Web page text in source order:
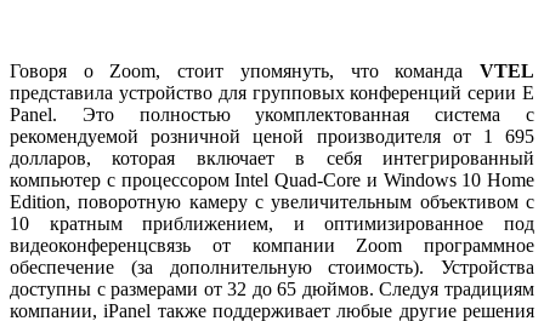
Говоря о Zoom, стоит упомянуть, что команда VTEL
представила устройство для групповых конференций серии E
Panel. Это полностью укомплектованная система с
рекомендуемой розничной ценой производителя от 1 695
долларов, которая включает в себя интегрированный
компьютер с процессором Intel Quad-Core и Windows 10 Home
Edition, поворотную камеру с увеличительным объективом с
10 кратным приближением, и оптимизированное под
видеоконференцсвязь от компании Zoom программное
обеспечение (за дополнительную стоимость). Устройства
доступны с размерами от 32 до 65 дюймов. Следуя традициям
компании, iPanel также поддерживает любые другие решения